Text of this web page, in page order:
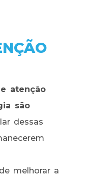
atenção
são
dessas
melhorar a